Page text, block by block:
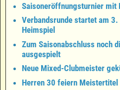
Saisoneröffnungsturnier mit
Verbandsrunde startet am
Heimspiel
Zum Saisonabschluss noch
ausgespielt
Neue Mixed-Clubmeister
Herren 30 feiern Meistertitel